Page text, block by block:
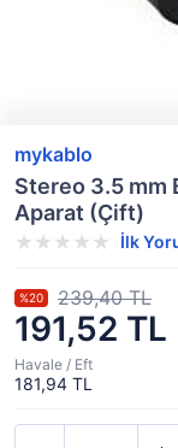
mykablo
Stereo 3.5 mm
Aparat (Çift)
İlk
191,52 TL
%20 239,40 TL
Havale / Eft
181,94 TL